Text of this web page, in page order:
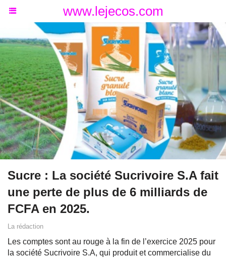
www.lejecos.com
Sucre : La société Sucrivoire S.A fait
une perte de plus de 6 milliards de
FCFA en 2025.
La rédaction
Les comptes sont au rouge à la fin de l’exercice 2025 pour
la société Sucrivoire S.A, qui produit et commercialise du